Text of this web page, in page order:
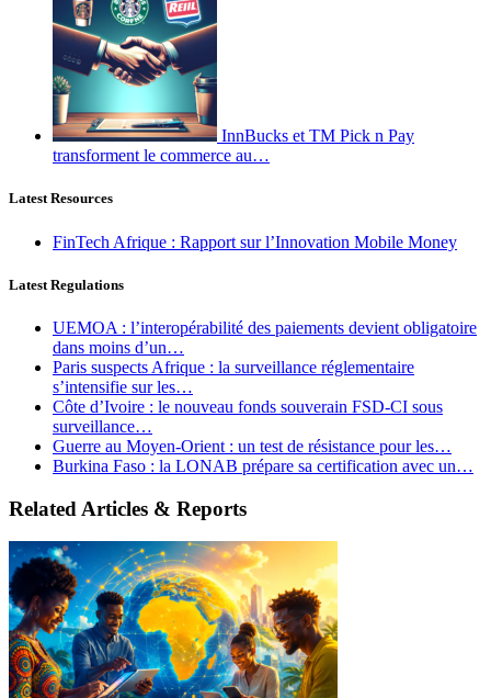
InnBucks et TM Pick n Pay
transforment le commerce au…
Latest Resources
FinTech Afrique : Rapport sur l’Innovation Mobile Money
Latest Regulations
UEMOA : l’interopérabilité des paiements devient obligatoire
dans moins d’un…
Paris suspects Afrique : la surveillance réglementaire
s’intensifie sur les…
Côte d’Ivoire : le nouveau fonds souverain FSD-CI sous
surveillance…
Guerre au Moyen-Orient : un test de résistance pour les…
Burkina Faso : la LONAB prépare sa certification avec un…
Related Articles & Reports